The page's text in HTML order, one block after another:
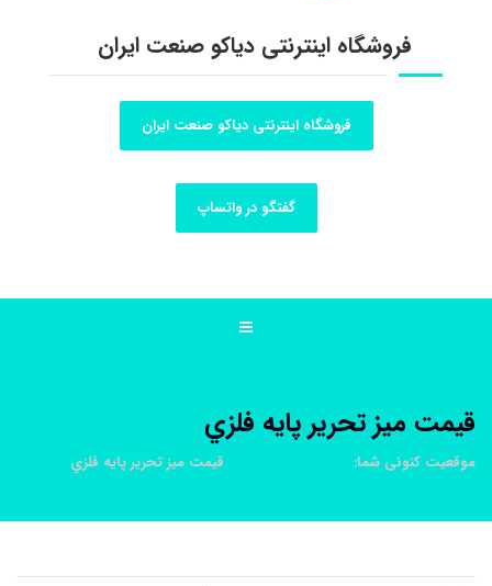
فروشگاه اینترنتی دیاکو صنعت ایران
فروشگاه اینترنتی دیاکو صنعت ایران
گفتگو در واتساپ
قيمت ميز تحرير پايه فلزي
موقعیت کنونی شما: قيمت ميز تحرير پايه فلزي